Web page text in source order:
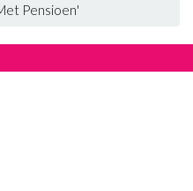
Pensioen'